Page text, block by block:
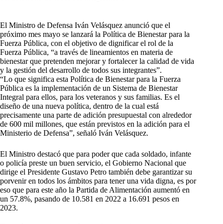
El Ministro de Defensa Iván Velásquez anunció que el
próximo mes mayo se lanzará la Política de Bienestar para la
Fuerza Pública, con el objetivo de dignificar el rol de la
Fuerza Pública, “a través de lineamientos en materia de
bienestar que pretenden mejorar y fortalecer la calidad de vida
y la gestión del desarrollo de todos sus integrantes”.
“Lo que significa esta Política de Bienestar para la Fuerza
Pública es la implementación de un Sistema de Bienestar
Integral para ellos, para los veteranos y sus familias. Es el
diseño de una nueva política, dentro de la cual está
precisamente una parte de adición presupuestal con alrededor
de 600 mil millones, que están previstos en la adición para el
Ministerio de Defensa”, señaló Iván Velásquez.
El Ministro destacó que para poder que cada soldado, infante
o policía preste un buen servicio, el Gobierno Nacional que
dirige el Presidente Gustavo Petro también debe garantizar su
porvenir en todos los ámbitos para tener una vida digna, es por
eso que para este año la Partida de Alimentación aumentó en
un 57.8%, pasando de 10.581 en 2022 a 16.691 pesos en
2023.